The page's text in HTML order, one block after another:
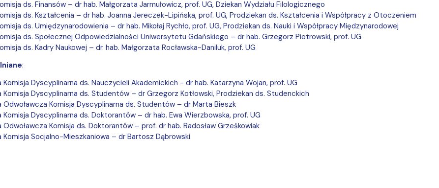
ds. Finansów – dr hab. Małgorzata Jarmułowicz, prof. UG, Dziekan Wydziału Filologicznego
ds. Kształcenia – dr hab. Joanna Jereczek-Lipińska, prof. UG, Prodziekan ds. Kształcenia i Współpracy z Otoczeniem
ds. Umiędzynarodowienia – dr hab. Mikołaj Rychło, prof. UG, Prodziekan ds. Nauki i Współpracy Międzynarodowej
ds. Społecznej Odpowiedzialności Uniwersytetu Gdańskiego – dr hab. Grzegorz Piotrowski, prof. UG
ds. Kadry Naukowej – dr. hab. Małgorzata Rocławska-Daniluk, prof. UG
:
Komisja Dyscyplinarna ds. Nauczycieli Akademickich - dr hab. Katarzyna Wojan, prof. UG
Komisja Dyscyplinarna ds. Studentów – dr Grzegorz Kotłowski, Prodziekan ds. Studenckich
Odwoławcza Komisja Dyscyplinarna ds. Studentów – dr Marta Bieszk
Komisja Dyscyplinarna ds. Doktorantów – dr hab. Ewa Wierzbowska, prof. UG
Odwoławcza Komisja ds. Doktorantów – prof. dr hab. Radosław Grześkowiak
Komisja Socjalno-Mieszkaniowa – dr Bartosz Dąbrowski